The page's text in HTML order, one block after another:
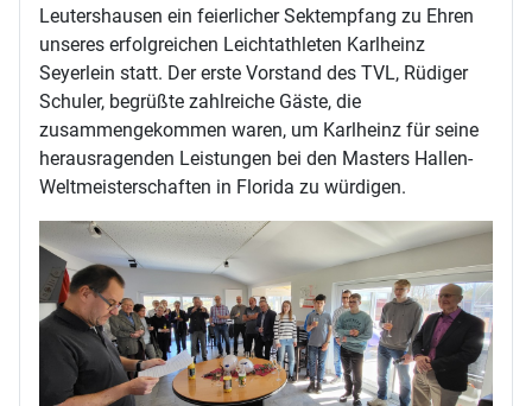
Leutershausen ein feierlicher Sektempfang zu Ehren
unseres erfolgreichen Leichtathleten Karlheinz
Seyerlein statt. Der erste Vorstand des TVL, Rüdiger
Schuler, begrüßte zahlreiche Gäste, die
zusammengekommen waren, um Karlheinz für seine
herausragenden Leistungen bei den Masters Hallen-
Weltmeisterschaften in Florida zu würdigen.